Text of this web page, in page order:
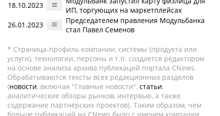
18.10.2023
ИП, торгующих на маркетплейсах
26.01.2023
Председателем правления Модульбанка
стал Павел Семенов
* Страница-профиль компании, системы (продукта или
услуги), технологии, персоны и т.п. создается редактором
на основе анализа архива публикаций портала CNews.
Обрабатываются тексты всех редакционных разделов
(новости, включая "Главные новости", статьи,
аналитические обзоры рынков, интервью, а также
содержание партнёрских проектов). Таким образом, чем